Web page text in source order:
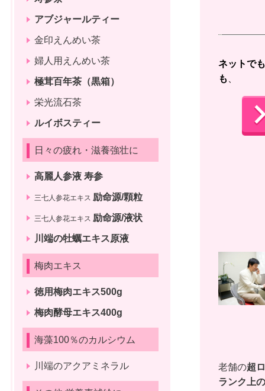
ネットで
も
老舗の超
ランク上
アブジャールティー
金印えんめい茶
婦人用えんめい茶
極茸百年茶（黒箱）
栄光流石茶
ルイボスティー
日々の疲れ・滋養強壮に
高麗人参液 寿参
三七人参花エキス 励命源/顆粒
三七人参花エキス 励命源/液状
川端の牡蠣エキス原液
梅肉エキス
徳用梅肉エキス500g
梅肉酵母エキス400g
海藻100％のカルシウム
川端のアクアミネラル